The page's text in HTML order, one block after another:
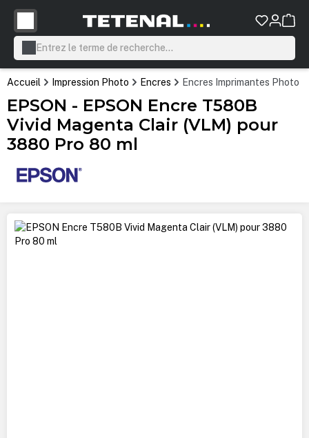
principal
Accueil Impression Photo Encres Encres Imprimantes Photo
EPSON - EPSON Encre T580B
Vivid Magenta Clair (VLM) pour
3880 Pro 80 ml
Ignorer la galerie d'images